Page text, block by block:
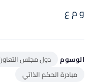
و م ع
الوسوم دول مجلس
مبادرة الحكم الذاتي